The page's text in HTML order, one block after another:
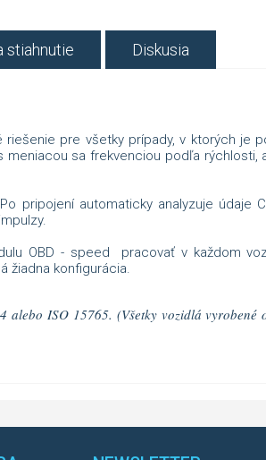
stiahnutie Diskusia
pre všetky prípady, v ktorých je
sa frekvenciou podľa rýchlosti,
pripojení automaticky analyzuje údaje
OBD - speed pracovať v každom
žiadna konfigurácia.
alebo ISO 15765. (Všetky vozidlá vyrobené